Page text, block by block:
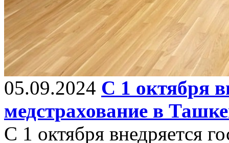
05.09.2024 С 1 октября
медстрахование в
С 1 октября внедряется